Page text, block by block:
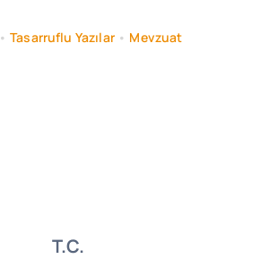
•Tasarruflu Yazılar• Mevzuat
T.C.